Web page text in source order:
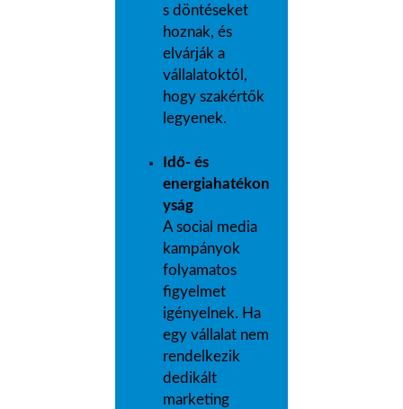
s döntéseket
hoznak, és
elvárják a
vállalatoktól,
hogy szakértők
legyenek.
Idő- és
energiahatékon
yság
A social media
kampányok
folyamatos
figyelmet
igényelnek. Ha
egy vállalat nem
rendelkezik
dedikált
marketing